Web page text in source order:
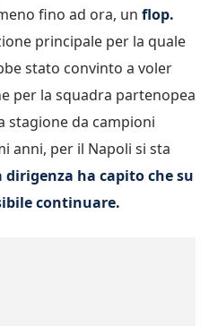
fino ad ora, un flop.
principale per la quale
stato convinto a voler
per la squadra partenopea
stagione da campioni
anni, per il Napoli si sta
dirigenza ha capito che su
continuare.